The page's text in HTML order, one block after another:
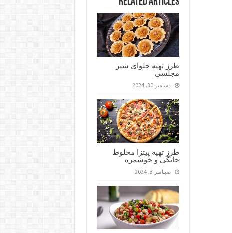
طرز تهیه حلوای شیر
مجلسی
دسامبر 30, 2024
طرز تهیه پیتزا مخلوط
خانگی و خوشمزه
سپتامبر 3, 2024